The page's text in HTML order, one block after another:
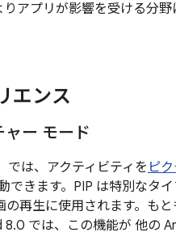
アプリが影響を受ける分野
エンス
ャー モード
では、アクティビティを ピ
できます。PIP は特別なタ
再生に使用されます。もと
8.0 では、この機能が 他の